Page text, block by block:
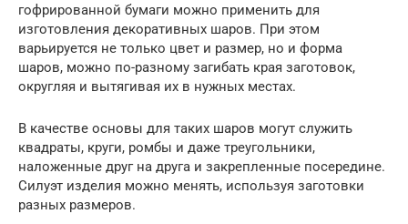
гофрированной бумаги можно применить для
изготовления декоративных шаров. При этом
варьируется не только цвет и размер, но и форма
шаров, можно по-разному загибать края заготовок,
округляя и вытягивая их в нужных местах.
В качестве основы для таких шаров могут служить
квадраты, круги, ромбы и даже треугольники,
наложенные друг на друга и закрепленные посередине.
Силуэт изделия можно менять, используя заготовки
разных размеров.